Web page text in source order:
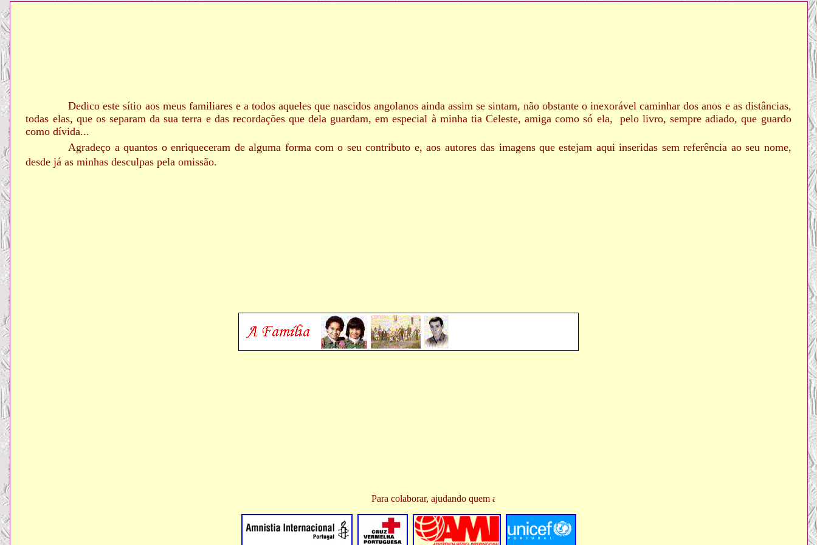
Dedico este sítio aos meus familiares e a todos aqueles que nascidos angolanos ainda assim se sintam, não obstante o inexorável caminhar dos anos e as distâncias,
todas elas, que os separam da sua terra e das recordações que dela guardam, em especial à minha tia Celeste, amiga como só ela, pelo livro, sempre adiado, que guardo
como dívida...
Agradeço a quantos o enriqueceram de alguma forma com o seu contributo e, aos autores das imagens que estejam aqui inseridas sem referência ao seu nome,
desde já as minhas desculpas pela omissão.
Para colaborar, ajudando quem ajuda...